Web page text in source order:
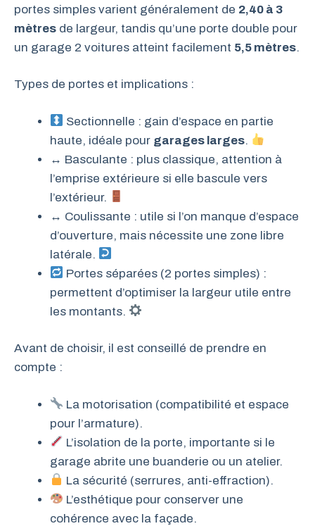
portes simples varient généralement de 2,40 à 3
mètres de largeur, tandis qu’une porte double pour
un garage 2 voitures atteint facilement 5,5 mètres.
Types de portes et implications :
Sectionnelle : gain d’espace en partie
haute, idéale pour garages larges.
↔️ Basculante : plus classique, attention à
l’emprise extérieure si elle bascule vers
l’extérieur.
↔️ Coulissante : utile si l’on manque d’espace
d’ouverture, mais nécessite une zone libre
latérale.
Portes séparées (2 portes simples) :
permettent d’optimiser la largeur utile entre
les montants.
Avant de choisir, il est conseillé de prendre en
compte :
La motorisation (compatibilité et espace
pour l’armature).
L’isolation de la porte, importante si le
garage abrite une buanderie ou un atelier.
La sécurité (serrures, anti-effraction).
L’esthétique pour conserver une
cohérence avec la façade.